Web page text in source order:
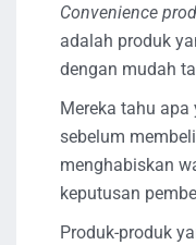
Convenience
adalah produk
dengan mudah
Mereka tahu
sebelum
menghabiskan
keputusan
Produk-produk